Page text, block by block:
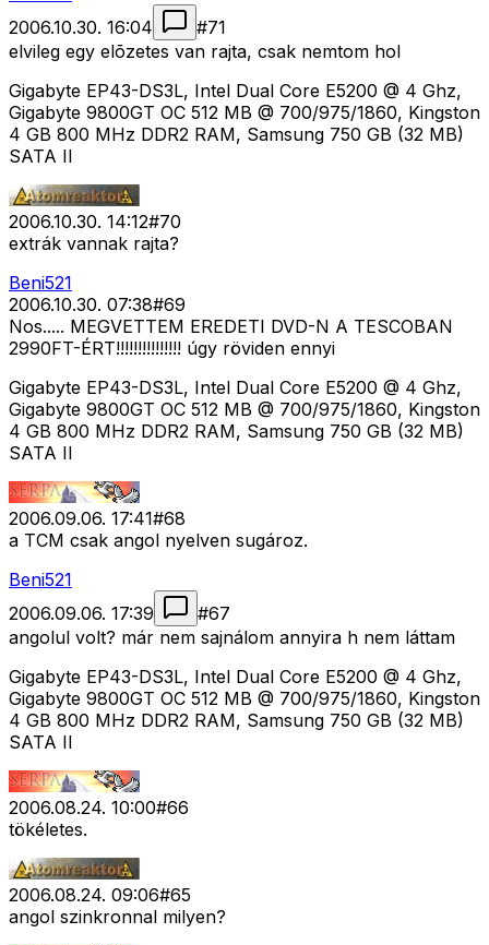
2006.10.30. 16:04
#71
elvileg egy elõzetes van rajta, csak nemtom hol
Gigabyte EP43-DS3L, Intel Dual Core E5200 @ 4 Ghz,
Gigabyte 9800GT OC 512 MB @ 700/975/1860, Kingston
4 GB 800 MHz DDR2 RAM, Samsung 750 GB (32 MB)
SATA II
2006.10.30. 14:12#70
extrák vannak rajta?
Beni521
2006.10.30. 07:38#69
Nos..... MEGVETTEM EREDETI DVD-N A TESCOBAN
2990FT-ÉRT!!!!!!!!!!!!!!! úgy röviden ennyi
Gigabyte EP43-DS3L, Intel Dual Core E5200 @ 4 Ghz,
Gigabyte 9800GT OC 512 MB @ 700/975/1860, Kingston
4 GB 800 MHz DDR2 RAM, Samsung 750 GB (32 MB)
SATA II
2006.09.06. 17:41#68
a TCM csak angol nyelven sugároz.
Beni521
2006.09.06. 17:39
#67
angolul volt? már nem sajnálom annyira h nem láttam
Gigabyte EP43-DS3L, Intel Dual Core E5200 @ 4 Ghz,
Gigabyte 9800GT OC 512 MB @ 700/975/1860, Kingston
4 GB 800 MHz DDR2 RAM, Samsung 750 GB (32 MB)
SATA II
2006.08.24. 10:00#66
tökéletes.
2006.08.24. 09:06#65
angol szinkronnal milyen?